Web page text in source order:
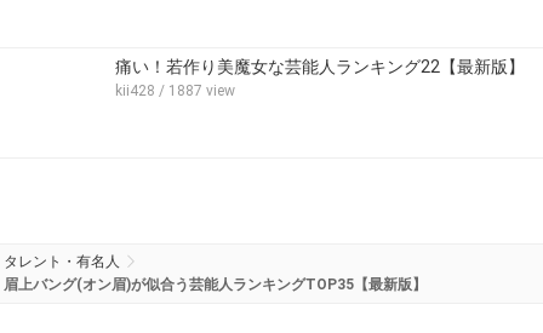
痛い！若作り美魔女な芸能人ランキング22【最新版】
kii428 / 1887 view
タレント・有名人
眉上バング(オン眉)が似合う芸能人ランキングTOP35【最新版】